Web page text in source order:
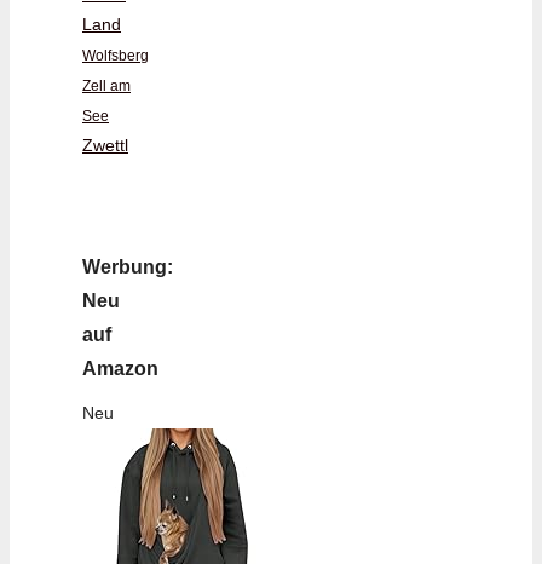
Land
Wolfsberg
Zell am
See
Zwettl
Werbung:
Neu
auf
Amazon
Neu